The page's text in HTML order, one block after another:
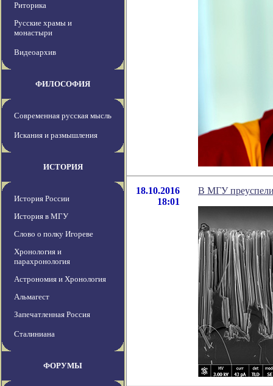
Риторика
Русские храмы и
монастыри
Видеоархив
ФИЛОСОФИЯ
Современная русская мысль
Искания и размышления
ИСТОРИЯ
История России
История в МГУ
Слово о полку Игореве
Хронология и
парахронология
Астрономия и Хронология
Альмагест
Запечатленная Россия
Сталиниана
ФОРУМЫ
18.10.2016
18:01
В МГУ